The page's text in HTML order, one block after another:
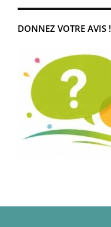
DONNEZ VOTRE AVIS !